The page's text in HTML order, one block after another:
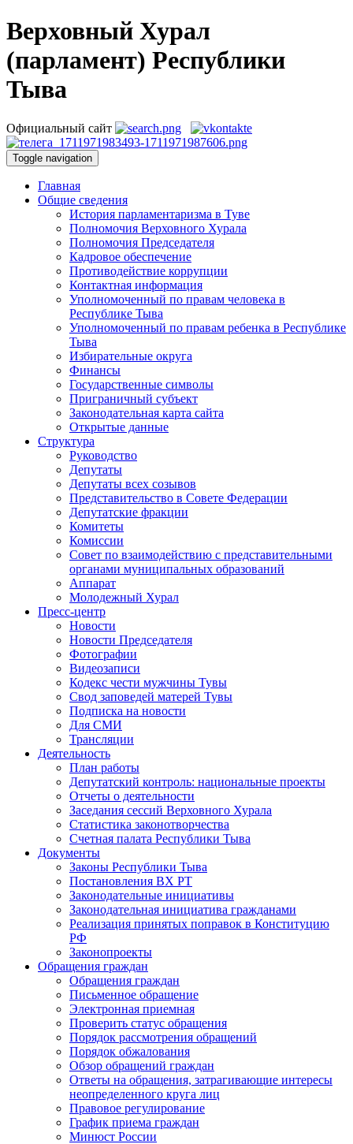
Верховный Хурал
(парламент) Республики
Тыва
Официальный сайт
Toggle navigation
Главная
Общие сведения
История парламентаризма в Туве
Полномочия Верховного Хурала
Полномочия Председателя
Кадровое обеспечение
Противодействие коррупции
Контактная информация
Уполномоченный по правам человека в
Республике Тыва
Уполномоченный по правам ребенка в Республике
Тыва
Избирательные округа
Финансы
Государственные символы
Приграничный субъект
Законодательная карта сайта
Открытые данные
Структура
Руководство
Депутаты
Депутаты всех созывов
Представительство в Совете Федерации
Депутатские фракции
Комитеты
Комиссии
Совет по взаимодействию с представительными
органами муниципальных образований
Аппарат
Молодежный Хурал
Пресс-центр
Новости
Новости Председателя
Фотографии
Видеозаписи
Кодекс чести мужчины Тувы
Свод заповедей матерей Тувы
Подписка на новости
Для СМИ
Трансляции
Деятельность
План работы
Депутатский контроль: национальные проекты
Отчеты о деятельности
Заседания сессий Верховного Хурала
Статистика законотворчества
Счетная палата Республики Тыва
Документы
Законы Республики Тыва
Постановления ВХ РТ
Законодательные инициативы
Законодательная инициатива гражданами
Реализация принятых поправок в Конституцию
РФ
Законопроекты
Обращения граждан
Обращения граждан
Письменное обращение
Электронная приемная
Проверить статус обращения
Порядок рассмотрения обращений
Порядок обжалования
Обзор обращений граждан
Ответы на обращения, затрагивающие интересы
неопределенного круга лиц
Правовое регулирование
График приема граждан
Минюст России